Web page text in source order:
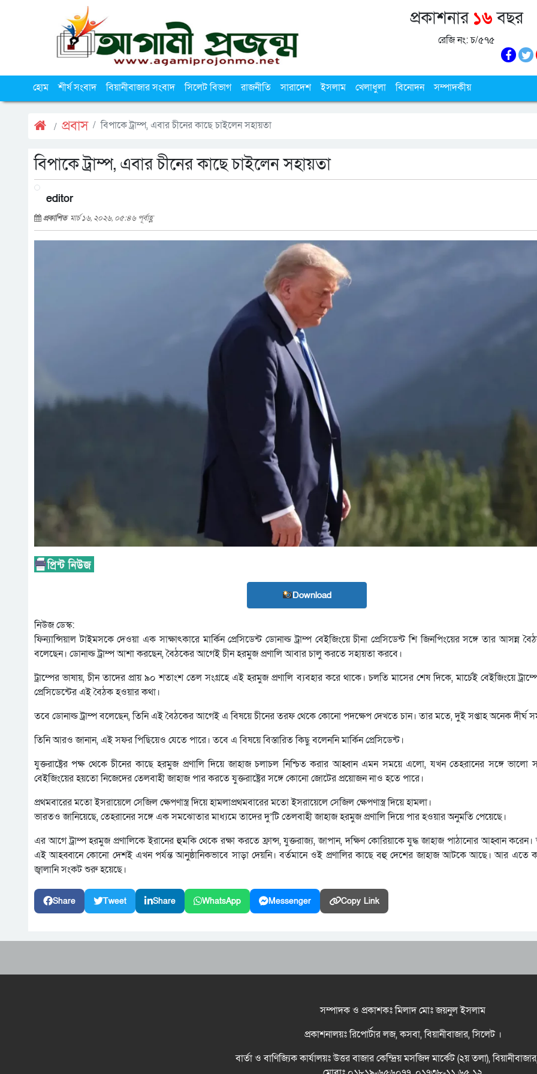
প্রকাশনার ১৬বছর
রেজি নং: চ/৫৭৫
হোম শীর্ষ সংবাদ বিয়ানীবাজার সংবাদ সিলেট বিভাগ রাজনীতি সারাদেশ ইসলাম খেলাধুলা বিনোদন সম্পাদকীয়
প্রবাস বিপাকে ট্রাম্প, এবার চীনের কাছে চাইলেন সহায়তা
বিপাকে ট্রাম্প, এবার চীনের কাছে চাইলেন সহায়তা
editor
প্রকাশিত মার্চ ১৬, ২০২৬, ০৫:৪৬ পূর্বাহ্ণ
Download
নিউজ ডেস্ক:
ফিন্যান্সিয়াল টাইমসকে দেওয়া এক সাক্ষাৎকারে মার্কিন প্রেসিডেন্ট ডোনাল্ড ট্রাম্প বেইজিংয়ে চীনা প্রেসিডেন্ট শি জিনপিংয়ের সঙ্গে তার আসন্ন
বলেছেন। ডোনাল্ড ট্রাম্প আশা করছেন, বৈঠকের আগেই চীন হরমুজ প্রণালি আবার চালু করতে সহায়তা করবে।
ট্রাম্পের ভাষায়, চীন তাদের প্রায় ৯০ শতাংশ তেল সংগ্রহে এই হরমুজ প্রণালি ব্যবহার করে থাকে। চলতি মাসের শেষ দিকে, মার্চেই বেইজিংয়ে
প্রেসিডেন্টের এই বৈঠক হওয়ার কথা।
তবে ডোনাল্ড ট্রাম্প বলেছেন, তিনি এই বৈঠকের আগেই এ বিষয়ে চীনের তরফ থেকে কোনো পদক্ষেপ দেখতে চান। তার মতে, দুই সপ্তাহ অনেক দীর্ঘ
তিনি আরও জানান, এই সফর পিছিয়েও যেতে পারে। তবে এ বিষয়ে বিস্তারিত কিছু বলেননি মার্কিন প্রেসিডেন্ট।
যুক্তরাষ্ট্রের পক্ষ থেকে চীনের কাছে হরমুজ প্রণালি দিয়ে জাহাজ চলাচল নিশ্চিত করার আহ্বান এমন সময়ে এলো, যখন তেহরানের সঙ্গে ভালো
বেইজিংয়ের হয়তো নিজেদের তেলবাহী জাহাজ পার করতে যুক্তরাষ্ট্রের সঙ্গে কোনো জোটের প্রয়োজন নাও হতে পারে।
প্রথমবারের মতো ইসরায়েলে সেজিল ক্ষেপণাস্ত্র দিয়ে হামলাপ্রথমবারের মতো ইসরায়েলে সেজিল ক্ষেপণাস্ত্র দিয়ে হামলা।
ভারতও জানিয়েছে, তেহরানের সঙ্গে এক সমঝোতার মাধ্যমে তাদের দু’টি তেলবাহী জাহাজ হরমুজ প্রণালি দিয়ে পার হওয়ার অনুমতি পেয়েছে।
এর আগে ট্রাম্প হরমুজ প্রণালিকে ইরানের হুমকি থেকে রক্ষা করতে ফ্রান্স, যুক্তরাজ্য, জাপান, দক্ষিণ কোরিয়াকে যুদ্ধ জাহাজ পাঠানোর আহ্বান করেন।
এই আহব্বানে কোনো দেশই এখন পর্যন্ত আনুষ্ঠানিকভাবে সাড়া দেয়নি। বর্তমানে ওই প্রণালির কাছে বহু দেশের জাহাজ আটকে আছে। আর এতে
জ্বালানি সংকট শুরু হয়েছে।
Share Tweet Share WhatsApp Messenger Copy Link
সম্পাদক ও প্রকাশকঃ মিলাদ মোঃ জয়নুল ইসলাম
প্রকাশনালয়ঃ রিপোর্টার লজ, কসবা, বিয়ানীবাজার, সিলেট ।
বার্তা ও বাণিজ্যিক কার্যালয়ঃ উত্তর বাজার কেন্দ্রিয় মসজিদ মার্কেট (২য় তলা),